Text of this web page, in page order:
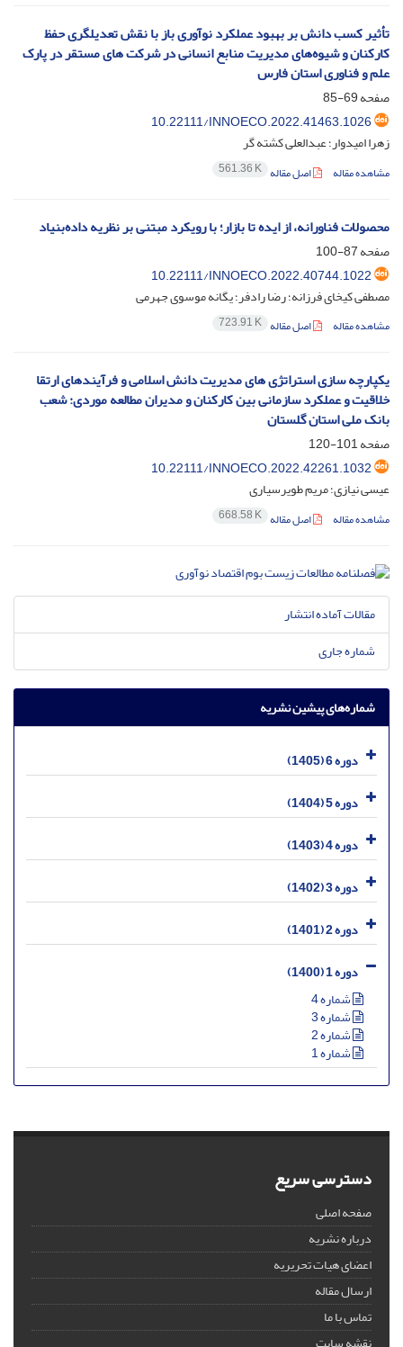
تأثیر کسب دانش بر بهبود عملکرد نوآوری باز با نقش تعدیلگری حفظ
کارکنان و شیوه‌های مدیریت منابع انسانی در شرکت های مستقر در پارک
علم و فناوری استان فارس
صفحه69-85
10.22111/INNOECO.2022.41463.1026
زهرا امیدوار؛ عبدالعلی کشته گر
مشاهده مقاله اصل مقاله 561.36 K
محصولات فناورانه، از ایده تا بازار؛ با رویکرد مبتنی بر نظریه داده‌بنیاد
صفحه87-100
10.22111/INNOECO.2022.40744.1022
مصطفی کیخای فرزانه؛ رضا رادفر؛ یگانه موسوی جهرمی
مشاهده مقاله اصل مقاله 723.91 K
یکپارچه سازی استراتژی های مدیریت دانش اسلامی و فرآیندهای ارتقا
خلاقیت و عملکرد سازمانی بین کارکنان و مدیران مطالعه موردی: شعب
بانک ملی استان گلستان
صفحه101-120
10.22111/INNOECO.2022.42261.1032
عیسی نیازی؛ مریم طویرسیاری
مشاهده مقاله اصل مقاله 668.58 K
مقالات آماده انتشار
شماره جاری
شماره‌های پیشین نشریه
دوره 6 (1405)
دوره 5 (1404)
دوره 4 (1403)
دوره 3 (1402)
دوره 2 (1401)
دوره 1 (1400)
شماره 4
شماره 3
شماره 2
شماره 1
دسترسی سریع
صفحه اصلی
درباره نشریه
اعضای هیات تحریریه
ارسال مقاله
تماس با ما